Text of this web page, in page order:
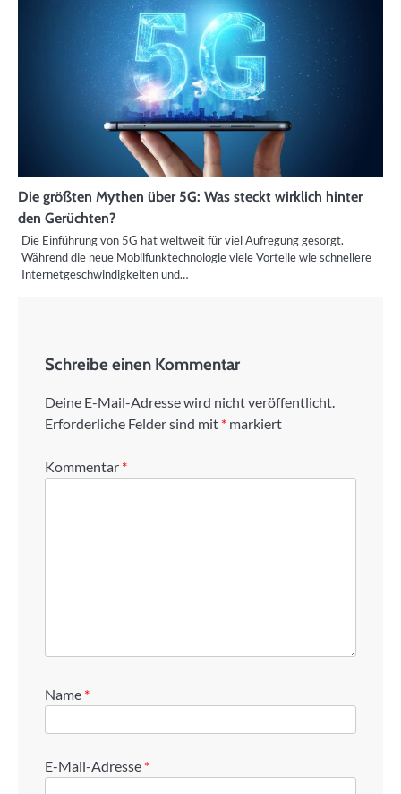
Die größten Mythen über 5G: Was steckt wirklich hinter
den Gerüchten?
Die Einführung von 5G hat weltweit für viel Aufregung gesorgt.
Während die neue Mobilfunktechnologie viele Vorteile wie schnellere
Internetgeschwindigkeiten und…
Schreibe einen Kommentar
Deine E-Mail-Adresse wird nicht veröffentlicht.
Erforderliche Felder sind mit * markiert
Kommentar *
Name *
E-Mail-Adresse *